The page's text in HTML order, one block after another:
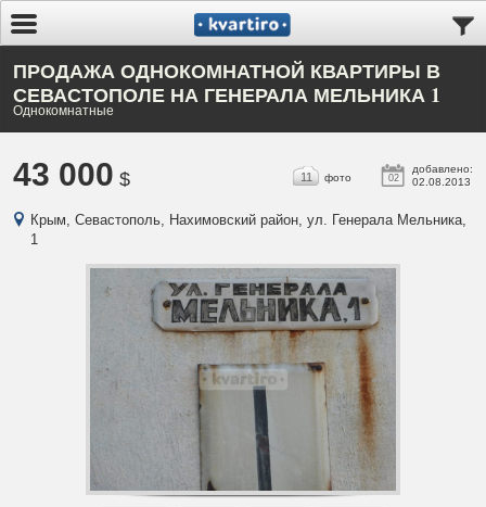
ПРОДАЖА ОДНОКОМНАТНОЙ КВАРТИРЫ В
СЕВАСТОПОЛЕ НА ГЕНЕРАЛА МЕЛЬНИКА 1
Однокомнатные
43 000 $ 02
добавлено:
02.08.2013
11 фото
Крым, Севастополь, Нахимовский район, ул. Генерала Мельника,
1